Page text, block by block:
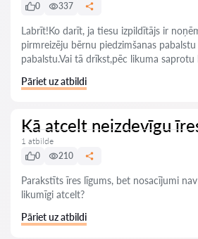
0 337
Labrīt!Ko darīt, ja tiesu izpildītājs ir
pirmreizēju bērnu piedzimšanas
pabalstu.Vai tā drīkst,pēc likuma saprotu
Pāriet uz atbildi
Kā atcelt neizdevīgu
1 atbilde
0
210
Parakstīts īres līgums, bet nosacījumi
likumīgi atcelt?
Pāriet uz atbildi